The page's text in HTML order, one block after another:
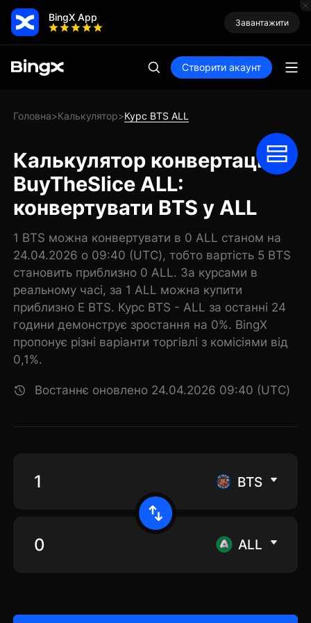
BingX App Завантажити
Створити акаунт
Головна>Калькулятор>Курс BTS ALL
Калькулятор конвертації
BuyTheSlice ALL:
конвертувати BTS у ALL
1 BTS можна конвертувати в 0 ALL станом на
24.04.2026 о 09:40 (UTC), тобто вартість 5 BTS
становить приблизно 0 ALL. За курсами в
реальному часі, за 1 ALL можна купити
приблизно E BTS. Курс BTS - ALL за останні 24
години демонструє зростання на 0%. BingX
пропонує різні варіанти торгівлі з комісіями від
0,1%.
Востаннє оновлено 24.04.2026 09:40 (UTC)
BTS
ALL